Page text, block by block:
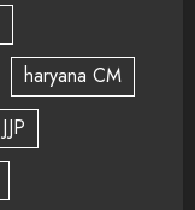
haryana CM
JJP